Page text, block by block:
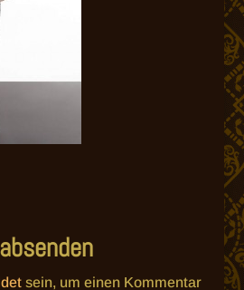
sein, um einen Kommentar